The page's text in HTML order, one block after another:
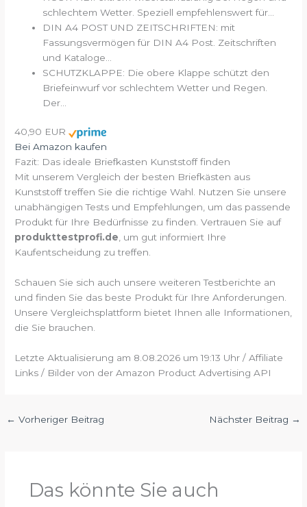
schlechtem Wetter. Speziell empfehlenswert für...
DIN A4 POST UND ZEITSCHRIFTEN: mit
Fassungsvermögen für DIN A4 Post. Zeitschriften
und Kataloge...
SCHUTZKLAPPE: Die obere Klappe schützt den
Briefeinwurf vor schlechtem Wetter und Regen.
Der...
40,90 EUR
Bei Amazon kaufen
Fazit: Das ideale Briefkasten Kunststoff finden
Mit unserem Vergleich der besten Briefkästen aus
Kunststoff treffen Sie die richtige Wahl. Nutzen Sie unsere
unabhängigen Tests und Empfehlungen, um das passende
Produkt für Ihre Bedürfnisse zu finden. Vertrauen Sie auf
produkttestprofi.de, um gut informiert Ihre
Kaufentscheidung zu treffen.
Schauen Sie sich auch unsere weiteren Testberichte an
und finden Sie das beste Produkt für Ihre Anforderungen.
Unsere Vergleichsplattform bietet Ihnen alle Informationen,
die Sie brauchen.
Letzte Aktualisierung am 8.08.2026 um 19:13 Uhr / Affiliate
Links / Bilder von der Amazon Product Advertising API
← Vorheriger Beitrag Nächster Beitrag →
Das könnte Sie auch